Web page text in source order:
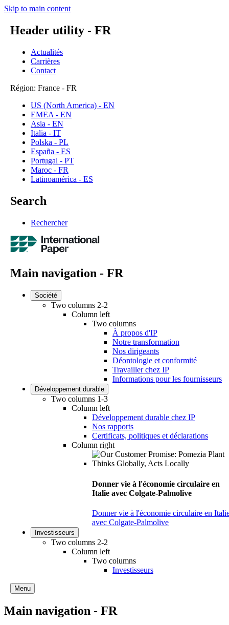
Skip to main content
Header utility - FR
Actualités
Carrières
Contact
Région: France - FR
US (North America) - EN
EMEA - EN
Asia - EN
Italia - IT
Polska - PL
España - ES
Portugal - PT
Maroc - FR
Latinoamérica - ES
Search
Rechercher
Main navigation - FR
Société
Two columns 2-2
Column left
Two columns
À propos d'IP
Notre transformation
Nos dirigeants
Déontologie et conformité
Travailler chez IP
Informations pour les fournisseurs
Développement durable
Two columns 1-3
Column left
Développement durable chez IP
Nos rapports
Certificats, politiques et déclarations
Column right
Donner vie à l'économie circulaire en
Italie avec Colgate-Palmolive
Donner vie à l'économie circulaire en
avec Colgate-Palmolive
Investisseurs
Two columns 2-2
Column left
Two columns
Investisseurs
Menu
Main navigation - FR